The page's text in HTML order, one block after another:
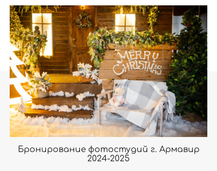
Бронирование фотостудий г. Армавир
2024-2025